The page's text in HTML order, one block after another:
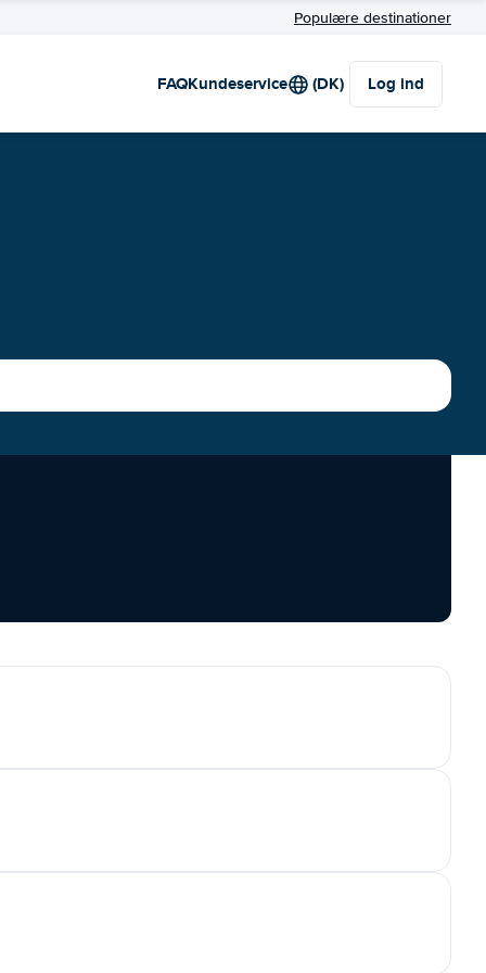
Populære destinationer
FAQKundeservice (DK) Log ind